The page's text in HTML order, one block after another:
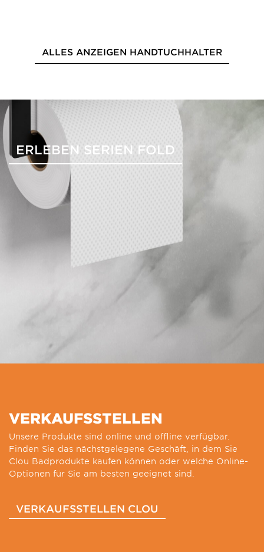
ALLES ANZEIGEN HANDTUCHHALTER
ERLEBEN SERIEN FOLD
VERKAUFSSTELLEN
Unsere Produkte sind online und offline verfügbar.
Finden Sie das nächstgelegene Geschäft, in dem Sie
Clou Badprodukte kaufen können oder welche Online-
Optionen für Sie am besten geeignet sind.
VERKAUFSSTELLEN CLOU